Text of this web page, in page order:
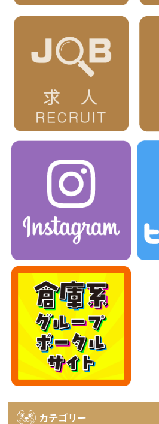
カテゴリー